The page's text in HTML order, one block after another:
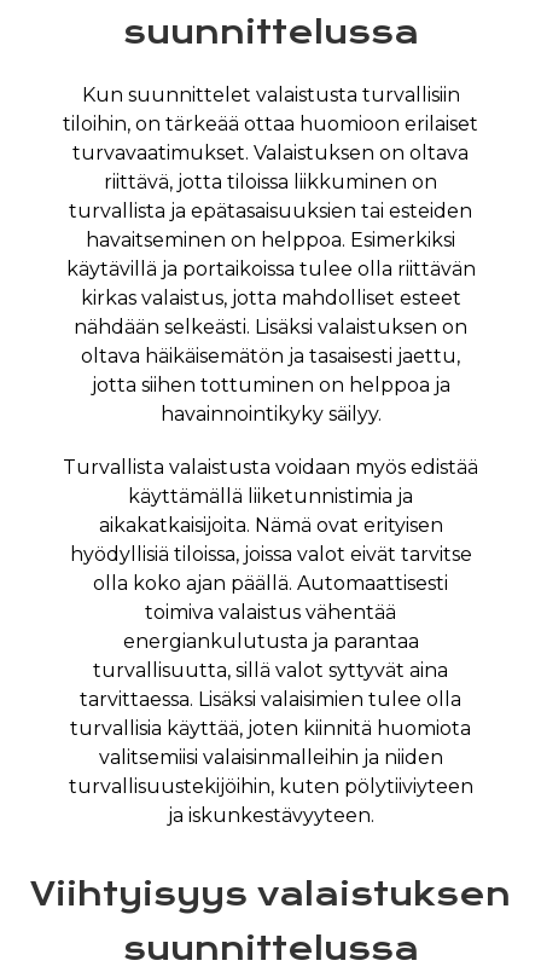
suunnittelussa
Kun suunnittelet valaistusta turvallisiin
tiloihin, on tärkeää ottaa huomioon erilaiset
turvavaatimukset. Valaistuksen on oltava
riittävä, jotta tiloissa liikkuminen on
turvallista ja epätasaisuuksien tai esteiden
havaitseminen on helppoa. Esimerkiksi
käytävillä ja portaikoissa tulee olla riittävän
kirkas valaistus, jotta mahdolliset esteet
nähdään selkeästi. Lisäksi valaistuksen on
oltava häikäisemätön ja tasaisesti jaettu,
jotta siihen tottuminen on helppoa ja
havainnointikyky säilyy.
Turvallista valaistusta voidaan myös edistää
käyttämällä liiketunnistimia ja
aikakatkaisijoita. Nämä ovat erityisen
hyödyllisiä tiloissa, joissa valot eivät tarvitse
olla koko ajan päällä. Automaattisesti
toimiva valaistus vähentää
energiankulutusta ja parantaa
turvallisuutta, sillä valot syttyvät aina
tarvittaessa. Lisäksi valaisimien tulee olla
turvallisia käyttää, joten kiinnitä huomiota
valitsemiisi valaisinmalleihin ja niiden
turvallisuustekijöihin, kuten pölytiiviyteen
ja iskunkestävyyteen.
Viihtyisyys valaistuksen
suunnittelussa